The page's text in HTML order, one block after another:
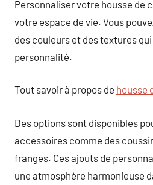
Personnaliser votre housse de
votre espace de vie. Vous
des couleurs et des textures
personnalité.
Tout savoir à propos de housse
Des options sont disponibles
accessoires comme des
franges. Ces ajouts de
une atmosphère harmonieuse